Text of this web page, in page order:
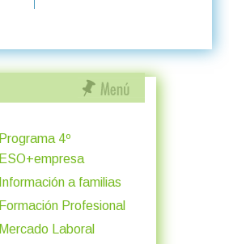
Programa 4º
ESO+empresa
Información a familias
Formación Profesional
Mercado Laboral